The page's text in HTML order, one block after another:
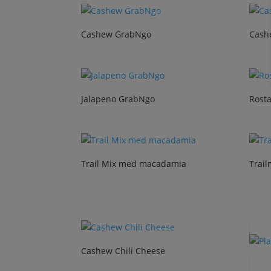
Cashew GrabNgo
Jalapeno GrabNgo
Trail Mix med macadamia
Cashew Chili Cheese